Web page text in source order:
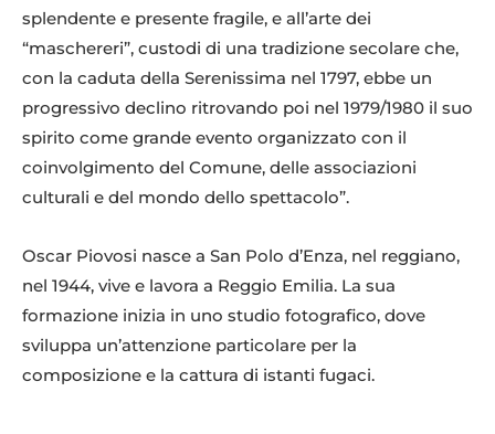
splendente e presente fragile, e all’arte dei
“maschereri”, custodi di una tradizione secolare che,
con la caduta della Serenissima nel 1797, ebbe un
progressivo declino ritrovando poi nel 1979/1980 il suo
spirito come grande evento organizzato con il
coinvolgimento del Comune, delle associazioni
culturali e del mondo dello spettacolo”.
Oscar Piovosi nasce a San Polo d’Enza, nel reggiano,
nel 1944, vive e lavora a Reggio Emilia. La sua
formazione inizia in uno studio fotografico, dove
sviluppa un’attenzione particolare per la
composizione e la cattura di istanti fugaci.